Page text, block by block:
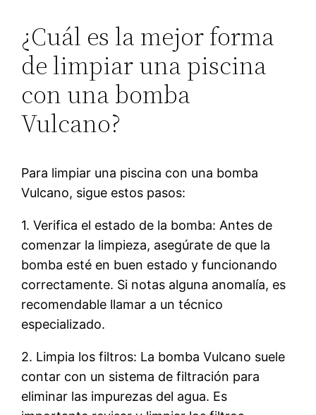
¿Cuál es la mejor forma
de limpiar una piscina
con una bomba
Vulcano?
Para limpiar una piscina con una bomba
Vulcano, sigue estos pasos:
1. Verifica el estado de la bomba: Antes de
comenzar la limpieza, asegúrate de que la
bomba esté en buen estado y funcionando
correctamente. Si notas alguna anomalía, es
recomendable llamar a un técnico
especializado.
2. Limpia los filtros: La bomba Vulcano suele
contar con un sistema de filtración para
eliminar las impurezas del agua. Es